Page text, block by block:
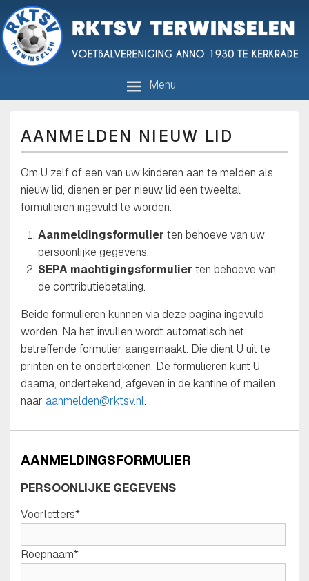
R.K.T.S.V. Terwinselen
Voetbalvereniging anno 1930 te Kerkrade
Menu
AANMELDEN NIEUW LID
Om U zelf of een van uw kinderen aan te melden als
nieuw lid, dienen er per nieuw lid een tweeltal
formulieren ingevuld te worden.
Aanmeldingsformulier ten behoeve van uw
persoonlijke gegevens.
SEPA machtigingsformulier ten behoeve van
de contributiebetaling.
Beide formulieren kunnen via deze pagina ingevuld
worden. Na het invullen wordt automatisch het
betreffende formulier aangemaakt. Die dient U uit te
printen en te ondertekenen. De formulieren kunt U
daarna, ondertekend, afgeven in de kantine of mailen
naar aanmelden@rktsv.nl.
AANMELDINGSFORMULIER
PERSOONLIJKE GEGEVENS
Voorletters*
Roepnaam*